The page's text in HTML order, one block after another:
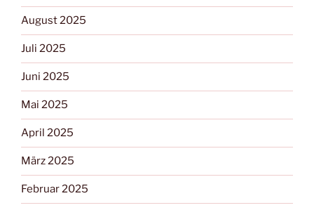
August 2025
Juli 2025
Juni 2025
Mai 2025
April 2025
März 2025
Februar 2025